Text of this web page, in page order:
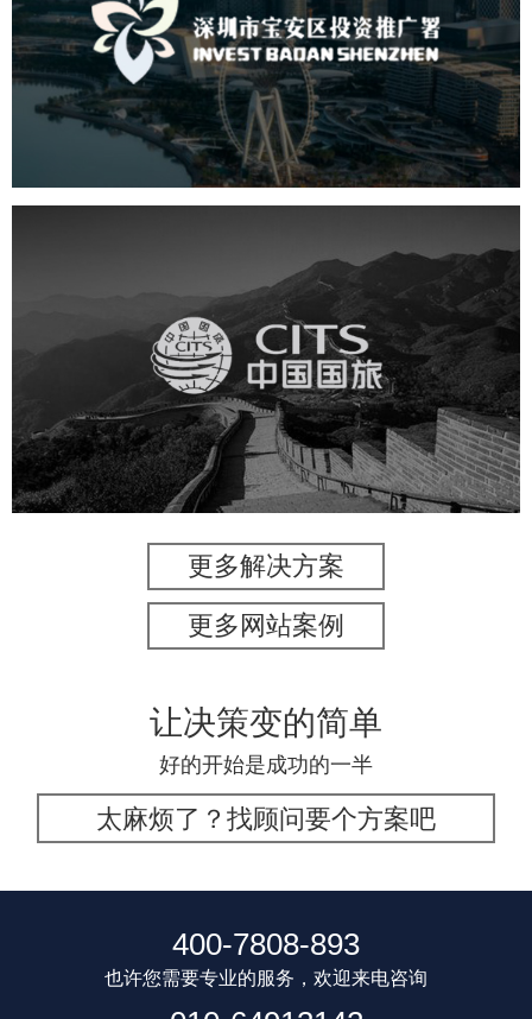
机构组织 国企 品牌官网 网站建设 网站设计
中国国旅
旅游休闲 电商网站 网站建设
更多解决方案
更多网站案例
让决策变的简单
好的开始是成功的一半
太麻烦了？找顾问要个方案吧
400-7808-893
也许您需要专业的服务，欢迎来电咨询